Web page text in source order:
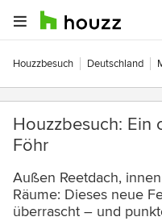
Houzzbesuch Deutschland
Houzzbesuch: Ein
Föhr
Außen Reetdach,
Räume: Dieses neue
überrascht – und